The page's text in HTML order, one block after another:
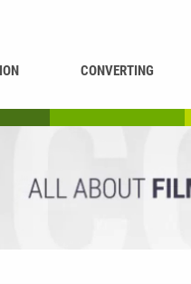
CONVERTING